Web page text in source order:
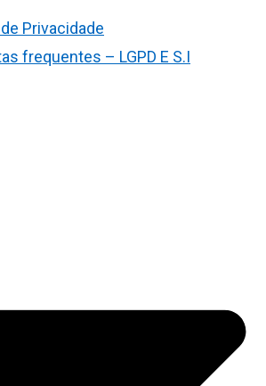
Privacidade
frequentes – LGPD E S.I